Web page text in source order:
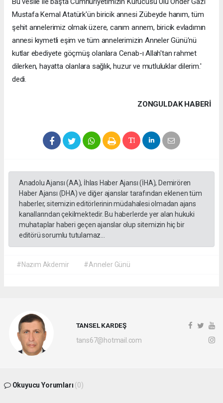
Mustafa Kemal Atatürk'ün biricik annesi Zübeyde hanım, tüm
şehit annelerimiz olmak üzere, canım annem, biricik evladımın
annesi kıymetli eşim ve tüm annelerimizin Anneler Günü'nü
kutlar ebediyete göçmüş olanlara Cenab-ı Allah'tan rahmet
dilerken, hayatta olanlara sağlık, huzur ve mutluluklar dilerim.'
dedi.
ZONGULDAK HABERİ
Anadolu Ajansı (AA), İhlas Haber Ajansı (İHA), Demirören
Haber Ajansı (DHA) ve diğer ajanslar tarafından eklenen tüm
haberler, sitemizin editörlerinin müdahalesi olmadan ajans
kanallarından çekilmektedir. Bu haberlerde yer alan hukuki
muhataplar haberi geçen ajanslar olup sitemizin hiç bir
editörü sorumlu tutulamaz...
#Nazım Akdemir #Anneler Günü
TANSEL KARDEŞ
tans67@hotmail.com
Okuyucu Yorumları (0)